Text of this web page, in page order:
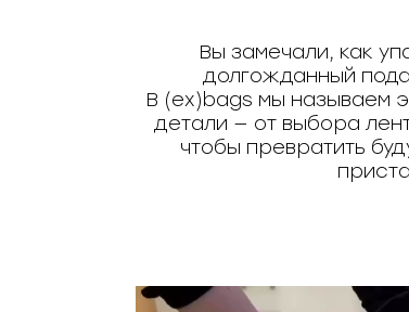
Вы замечали, как
долгожданный
В (ex)bags мы называем
детали — от выбора
чтобы превратить